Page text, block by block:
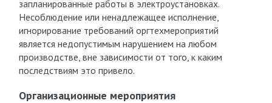
запланированные работы в электроустановках.
Несоблюдение или ненадлежащее исполнение,
игнорирование требований оргтехмероприятий
является недопустимым нарушением на любом
производстве, вне зависимости от того, к каким
последствиям это привело.
Организационные мероприятия